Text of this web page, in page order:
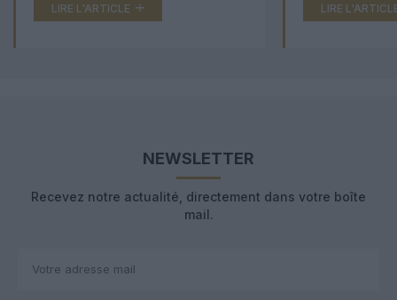
LIRE L'ARTICLE LIRE
NEWSLETTER
Recevez notre actualité, directement dans votre boîte
mail.